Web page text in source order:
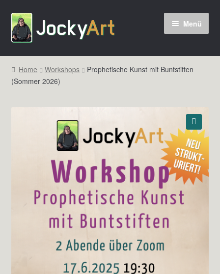
Zur
Navigation
springen
Zum
Inhalt
springen
Menü
Home Workshops
Prophetische Kunst mit Buntstiften
(Sommer 2026)
🔍